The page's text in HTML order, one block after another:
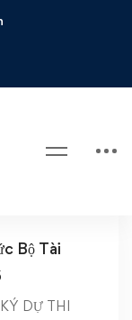
Bộ Tài
DỰ THI